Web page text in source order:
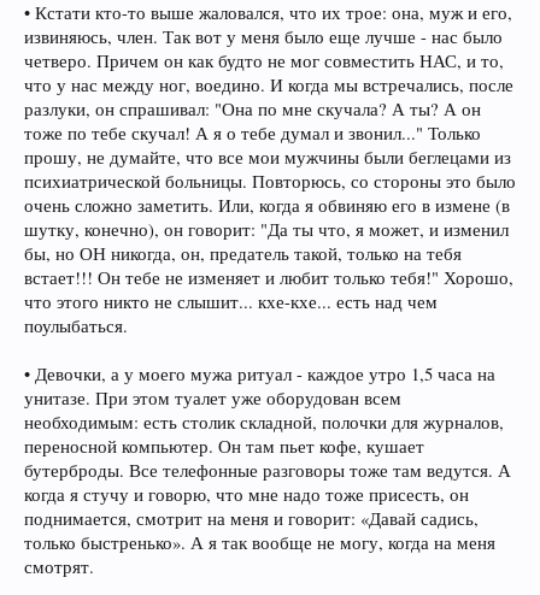
• Кстати кто-то выше жаловался, что их трое: она, муж и его,
извиняюсь, член. Так вот у меня было еще лучше - нас было
четверо. Причем он как будто не мог совместить НАС, и то,
что у нас между ног, воедино. И когда мы встречались, после
разлуки, он спрашивал: "Она по мне скучала? А ты? А он
тоже по тебе скучал! А я о тебе думал и звонил..." Только
прошу, не думайте, что все мои мужчины были беглецами из
психиатрической больницы. Повторюсь, со стороны это было
очень сложно заметить. Или, когда я обвиняю его в измене (в
шутку, конечно), он говорит: "Да ты что, я может, и изменил
бы, но ОН никогда, он, предатель такой, только на тебя
встает!!! Он тебе не изменяет и любит только тебя!" Хорошо,
что этого никто не слышит... кхе-кхе... есть над чем
поулыбаться.
• Девочки, а у моего мужа ритуал - каждое утро 1,5 часа на
унитазе. При этом туалет уже оборудован всем
необходимым: есть столик складной, полочки для журналов,
переносной компьютер. Он там пьет кофе, кушает
бутерброды. Все телефонные разговоры тоже там ведутся. А
когда я стучу и говорю, что мне надо тоже присесть, он
поднимается, смотрит на меня и говорит: «Давай садись,
только быстренько». А я так вообще не могу, когда на меня
смотрят.